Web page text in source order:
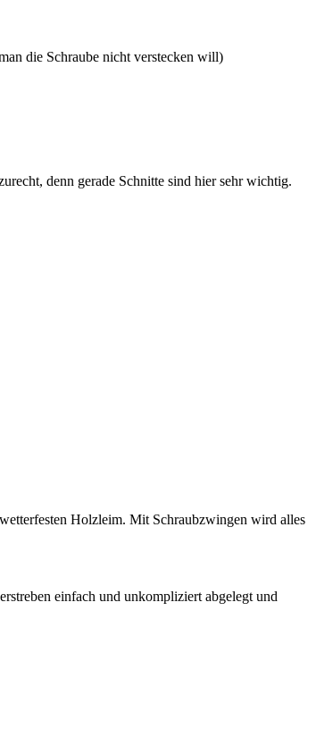
die Schraube nicht verstecken will)
denn gerade Schnitte sind hier sehr wichtig.
Holzleim. Mit Schraubzwingen wird alles
einfach und unkompliziert abgelegt und